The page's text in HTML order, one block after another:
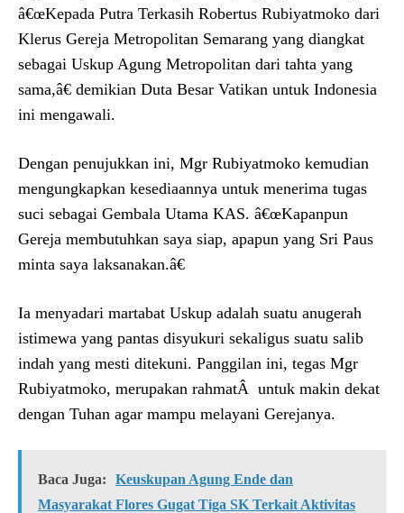
â€œKepada Putra Terkasih Robertus Rubiyatmoko dari
Klerus Gereja Metropolitan Semarang yang diangkat
sebagai Uskup Agung Metropolitan dari tahta yang
sama,â€ demikian Duta Besar Vatikan untuk Indonesia
ini mengawali.
Dengan penujukkan ini, Mgr Rubiyatmoko kemudian
mengungkapkan kesediaannya untuk menerima tugas
suci sebagai Gembala Utama KAS. â€œKapanpun
Gereja membutuhkan saya siap, apapun yang Sri Paus
minta saya laksanakan.â€
Ia menyadari martabat Uskup adalah suatu anugerah
istimewa yang pantas disyukuri sekaligus suatu salib
indah yang mesti ditekuni. Panggilan ini, tegas Mgr
Rubiyatmoko, merupakan rahmatÂ untuk makin dekat
dengan Tuhan agar mampu melayani Gerejanya.
Baca Juga:
Keuskupan Agung Ende dan
Masyarakat Flores Gugat Tiga SK Terkait Aktivitas